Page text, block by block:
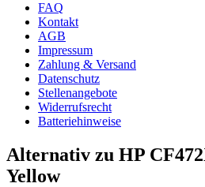
FAQ
Kontakt
AGB
Impressum
Zahlung & Versand
Datenschutz
Stellenangebote
Widerrufsrecht
Batteriehinweise
Alternativ zu HP
Yellow